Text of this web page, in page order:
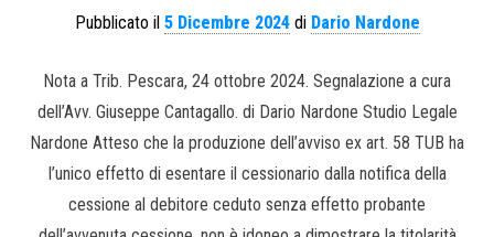
Pubblicato il 5 Dicembre 2024di Dario Nardone
Nota a Trib. Pescara, 24 ottobre 2024. Segnalazione a cura
dell’Avv. Giuseppe Cantagallo. di Dario Nardone Studio Legale
Nardone Atteso che la produzione dell’avviso ex art. 58 TUB ha
l’unico effetto di esentare il cessionario dalla notifica della
cessione al debitore ceduto senza effetto probante